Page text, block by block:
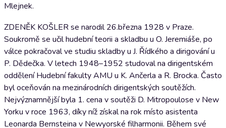
Mlejnek.
ZDENĚK KOŠLER se narodil 26.března 1928 v Praze.
Soukromě se učil hudební teorii a skladbu u O. Jeremiáše, po
válce pokračoval ve studiu skladby u J. Řídkého a dirigování u
P. Dědečka. V letech 1948–1952 studoval na dirigentském
oddělení Hudební fakulty AMU u K. Ančerla a R. Brocka. Často
byl oceňován na mezinárodních dirigentských soutěžích.
Nejvýznamnější byla 1. cena v soutěži D. Mitropoulose v New
Yorku v roce 1963, díky níž získal na rok místo asistenta
Leonarda Bernsteina v Newyorské filharmonii. Během své